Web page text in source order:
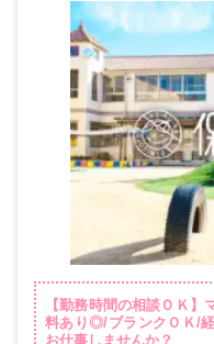
【勤務時間の相談ＯＫ
料あり◎/ブランクＯＫ/
お仕事しませんか？